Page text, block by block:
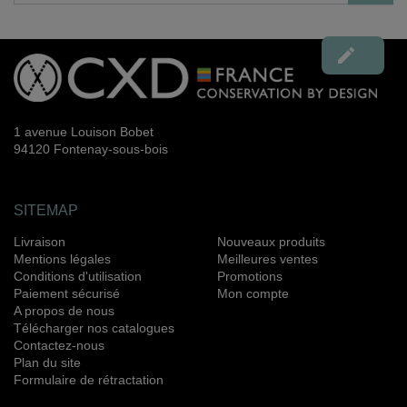

1 avenue Louison Bobet
94120 Fontenay-sous-bois
SITEMAP
Livraison
Mentions légales
Conditions d'utilisation
Paiement sécurisé
A propos de nous
Télécharger nos catalogues
Contactez-nous
Plan du site
Formulaire de rétractation
Nouveaux produits
Meilleures ventes
Promotions
Mon compte